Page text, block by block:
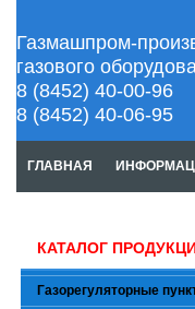
Газмашпром-
газового
8 (8452) 40-00-96
8 (8452) 40-06-95
ГЛАВНАЯ
КАТАЛОГ
Газорегуляторные